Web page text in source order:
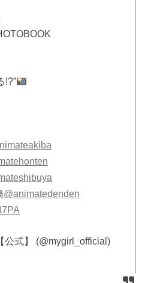
!?”
@animatedenden
式】 (@mygirl_official)